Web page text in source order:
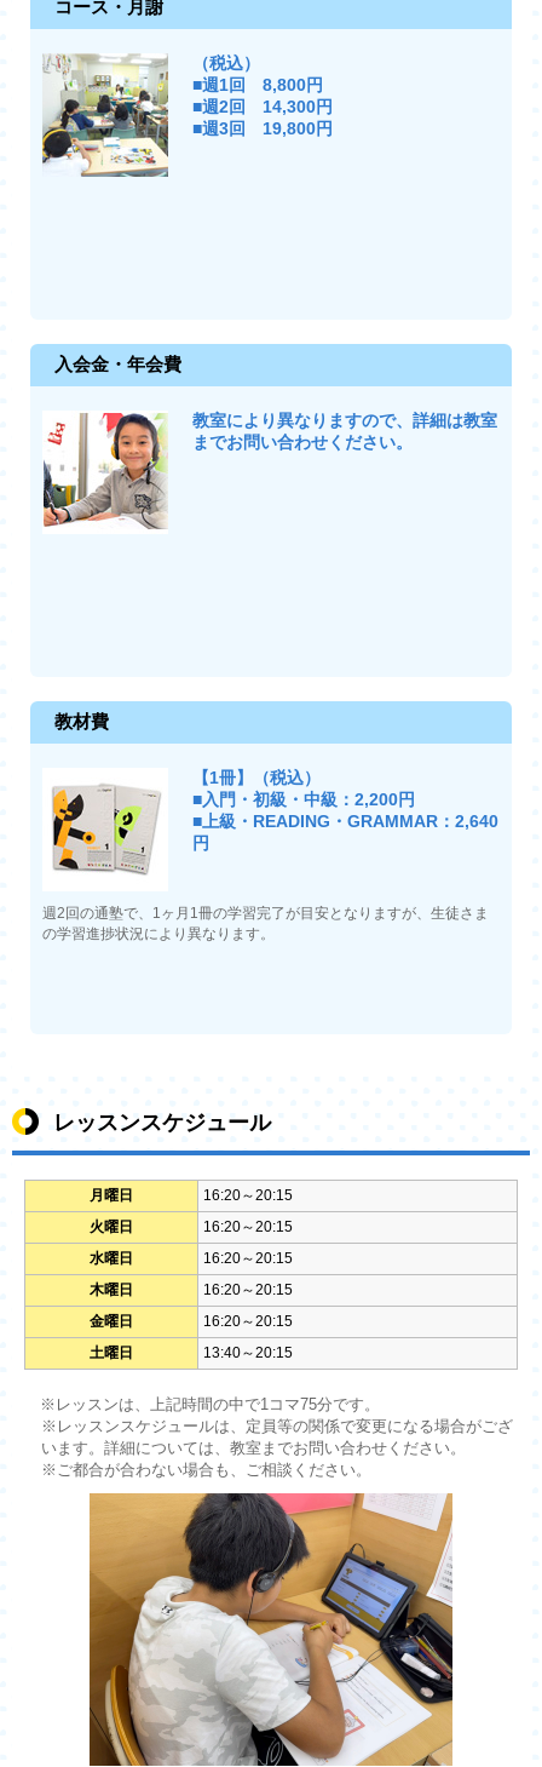
コース・月謝
（税込）
■週1回 8,800円
■週2回 14,300円
■週3回 19,800円
入会金・年会費
教室により異なりますので、詳細は教室
までお問い合わせください。
教材費
【1冊】（税込）
■入門・初級・中級：2,200円
■上級・READING・GRAMMAR：2,640
円
週2回の通塾で、1ヶ月1冊の学習完了が目安となりますが、生徒さま
の学習進捗状況により異なります。
レッスンスケジュール
月曜日
16:20～20:15
火曜日
16:20～20:15
水曜日
16:20～20:15
木曜日
16:20～20:15
金曜日
16:20～20:15
土曜日
13:40～20:15
※レッスンは、上記時間の中で1コマ75分です。
※レッスンスケジュールは、定員等の関係で変更になる場合がござ
います。詳細については、教室までお問い合わせください。
※ご都合が合わない場合も、ご相談ください。